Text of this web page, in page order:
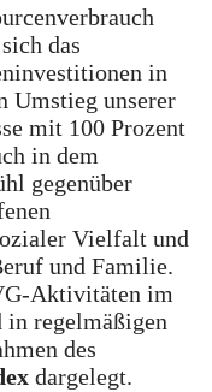
das
in
Umstieg unserer
mit 100 Prozent
in dem
gegenüber
Vielfalt und
und Familie.
Aktivitäten im
regelmäßigen
des
dargelegt.